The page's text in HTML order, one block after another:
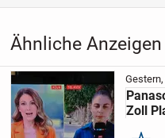
Ähnliche Anzeigen
Zoll